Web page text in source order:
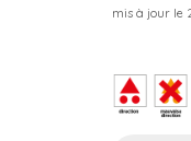
mis à jour le